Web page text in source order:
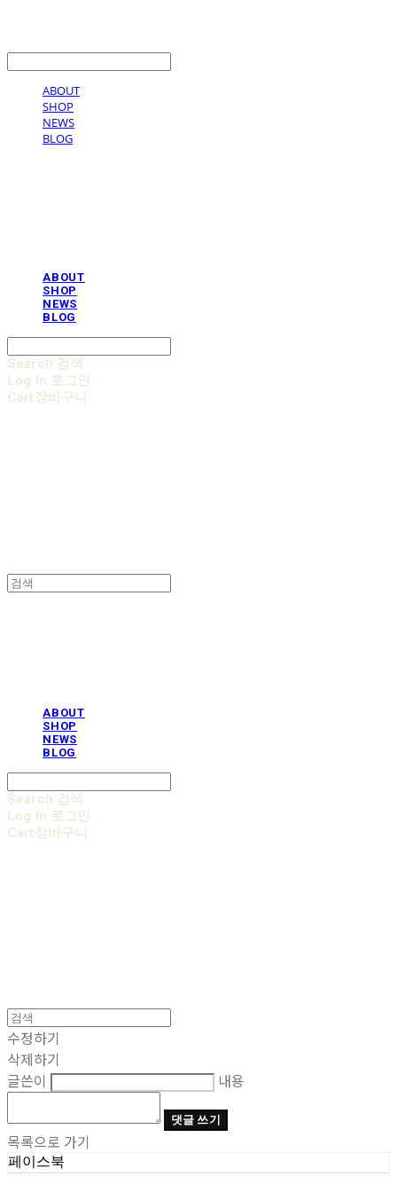
ABOUT
SHOP
NEWS
BLOG
ABOUT
SHOP
NEWS
BLOG
Search 검색
Log In 로그인
Cart장바구니
ABOUT
SHOP
NEWS
BLOG
Search 검색
Log In 로그인
Cart장바구니
수정하기
삭제하기
글쓴이
내용
댓글 쓰기
목록으로 가기
페이스북